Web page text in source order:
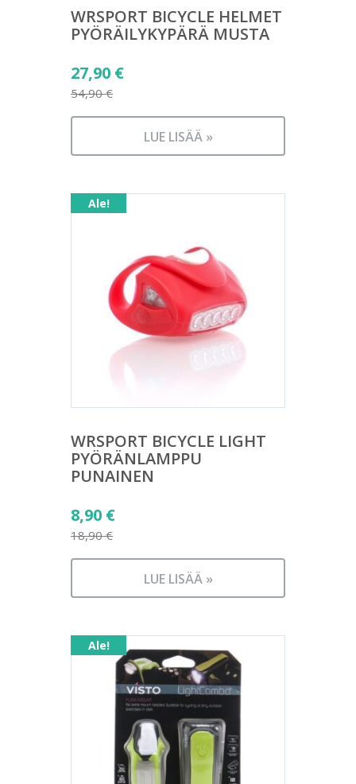
WRSPORT BICYCLE HELMET
PYÖRÄILYKYPÄRÄ MUSTA
54,90€
Alkuperäinen
hinta
oli:
27,90 €
Nykyinen
on:
LUE LISÄÄ »
Ale!
WRSPORT BICYCLE LIGHT
PYÖRÄNLAMPPU
PUNAINEN
18,90€
Alkuperäinen
hinta
oli:
8,90 €
Nykyinen
on:
LUE LISÄÄ »
Ale!